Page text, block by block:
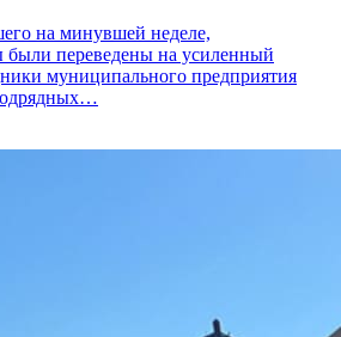
на минувшей неделе,
переведены на усиленный
муниципального предприятия